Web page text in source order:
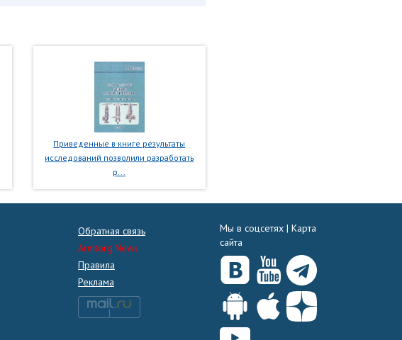
Приведенные в книге результаты
исследований позволили разработать
р...
Обратная связь
Armtorg.News
Правила
Реклама
Мы в соцсетях | Карта
сайта